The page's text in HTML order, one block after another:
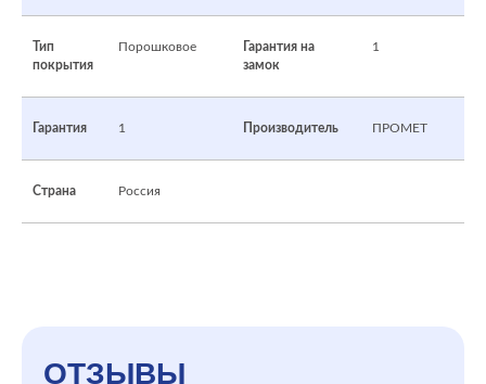
Тип
покрытия
Порошковое
Гарантия на
замок
1
Гарантия 1 Производитель ПРОМЕТ
Страна Россия
ОТЗЫВЫ